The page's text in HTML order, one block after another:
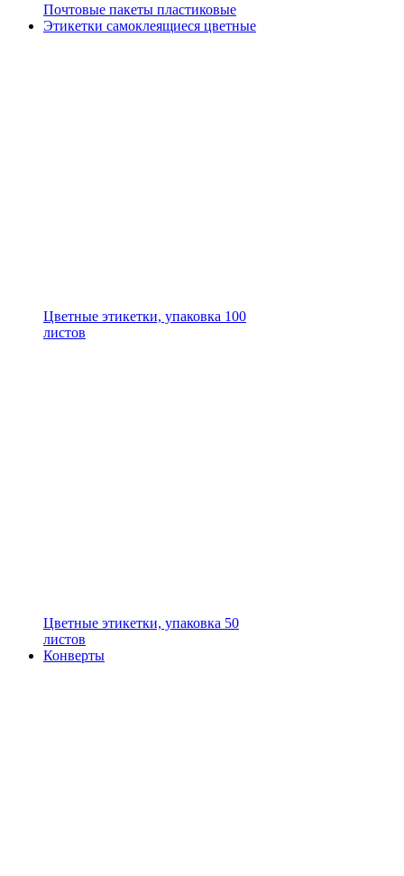
Почтовые пакеты пластиковые
Этикетки самоклеящиеся цветные
Цветные этикетки, упаковка 100
листов
Цветные этикетки, упаковка 50
листов
Конверты